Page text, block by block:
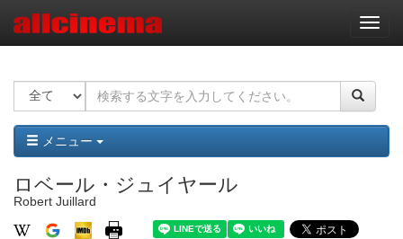
ナ
ビ
ー
ョ
ン
メニュー
ロベール・ジュイヤール
Robert Juillard